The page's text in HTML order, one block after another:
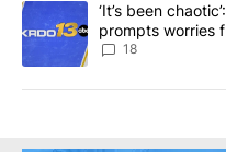
A trending article titled
‘It’s been
prompts worries
18